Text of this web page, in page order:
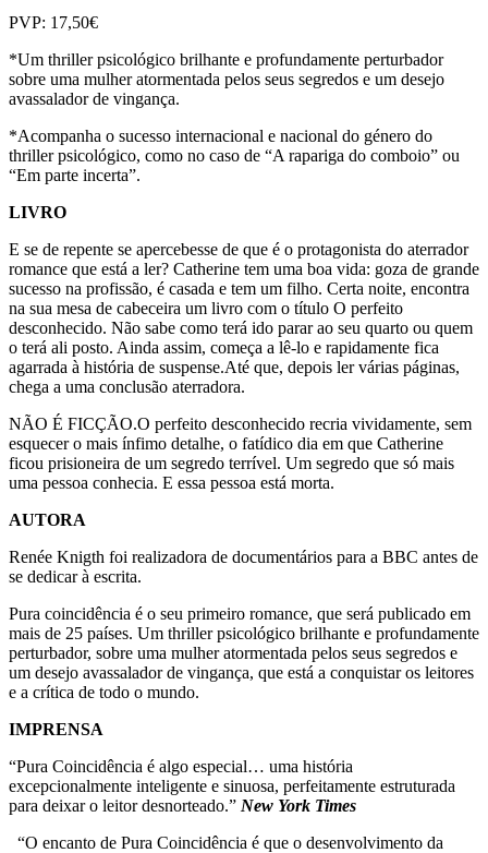
PVP: 17,50€
*Um thriller psicológico brilhante e profundamente perturbador
sobre uma mulher atormentada pelos seus segredos e um desejo
avassalador de vingança.
*Acompanha o sucesso internacional e nacional do género do
thriller psicológico, como no caso de “A rapariga do comboio” ou
“Em parte incerta”.
LIVRO
E se de repente se apercebesse de que é o protagonista do aterrador
romance que está a ler? Catherine tem uma boa vida: goza de grande
sucesso na profissão, é casada e tem um filho. Certa noite, encontra
na sua mesa de cabeceira um livro com o título O perfeito
desconhecido. Não sabe como terá ido parar ao seu quarto ou quem
o terá ali posto. Ainda assim, começa a lê-lo e rapidamente fica
agarrada à história de suspense.Até que, depois ler várias páginas,
chega a uma conclusão aterradora.
NÃO É FICÇÃO.O perfeito desconhecido recria vividamente, sem
esquecer o mais ínfimo detalhe, o fatídico dia em que Catherine
ficou prisioneira de um segredo terrível. Um segredo que só mais
uma pessoa conhecia. E essa pessoa está morta.
AUTORA
Renée Knigth foi realizadora de documentários para a BBC antes de
se dedicar à escrita.
Pura coincidência é o seu primeiro romance, que será publicado em
mais de 25 países. Um thriller psicológico brilhante e profundamente
perturbador, sobre uma mulher atormentada pelos seus segredos e
um desejo avassalador de vingança, que está a conquistar os leitores
e a crítica de todo o mundo.
IMPRENSA
“Pura Coincidência é algo especial… uma história
excepcionalmente inteligente e sinuosa, perfeitamente estruturada
para deixar o leitor desnorteado.” New York Times
“O encanto de Pura Coincidência é que o desenvolvimento da